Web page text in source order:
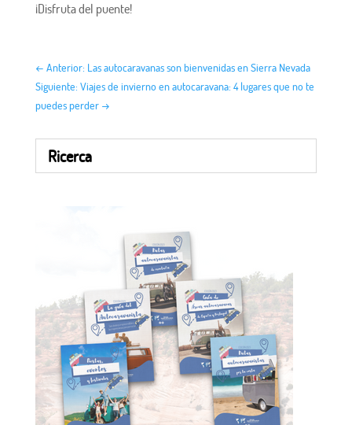
¡Disfruta del puente!
← Anterior: Las autocaravanas son bienvenidas en Sierra Nevada
Siguiente: Viajes de invierno en autocaravana: 4 lugares que no te
puedes perder→